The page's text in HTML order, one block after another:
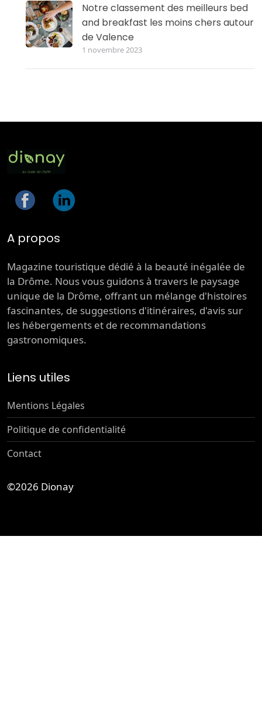
Notre classement des meilleurs bed
and breakfast les moins chers autour
de Valence
1 novembre 2023
A propos
Magazine touristique dédié à la beauté inégalée de
la Drôme. Nous vous guidons à travers le paysage
unique de la Drôme, offrant un mélange d'histoires
fascinantes, de suggestions d'itinéraires, d'avis sur
les hébergements et de recommandations
gastronomiques.
Liens utiles
Mentions Légales
Politique de confidentialité
Contact
©2026 Dionay